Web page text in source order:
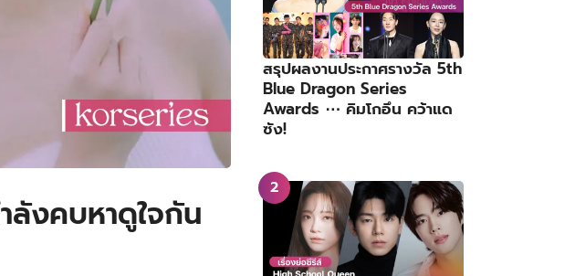
งคบหาดูใจกัน
สรุปผลงานประกาศรางวัล 5th
Blue Dragon Series
Awards ⋯ คิมโกอึน คว้าแด
ซัง!